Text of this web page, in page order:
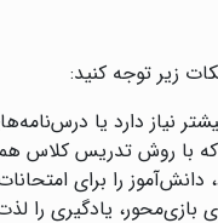
زیر توجه کنید:
نیاز دارد یا
که با روش تدریس کلاس
را برای
یادگیری را